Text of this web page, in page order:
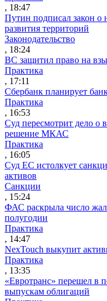
, 18:47
Путин подписал закон о
развития территорий
Законодательство
, 18:24
ВС защитил право на
Практика
, 17:11
Сбербанк планирует
Практика
, 16:53
Суд пересмотрит дело о
решение МКАС
Практика
, 16:05
Суд ЕС истолкует
активов
Санкции
, 15:24
ФАС раскрыла число
полугодии
Практика
, 14:47
NexTouch выкупит
Практика
, 13:35
«Евротранс» перешел в
выпускам облигаций